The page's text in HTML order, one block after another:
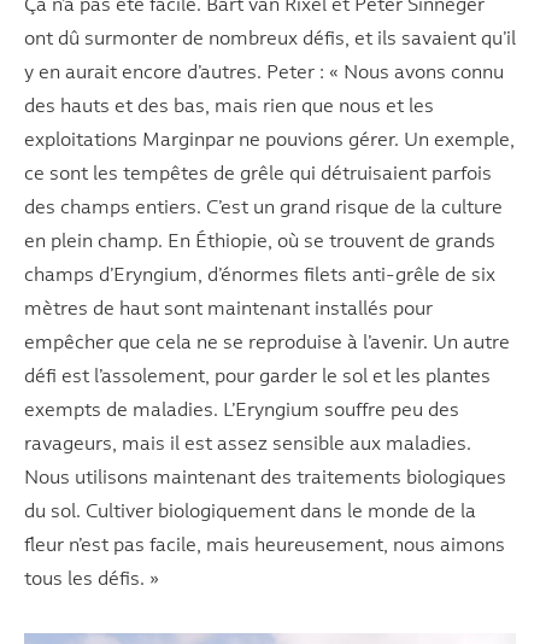
Ça n’a pas été facile. Bart van Rixel et Peter Sinneger
ont dû surmonter de nombreux défis, et ils savaient qu’il
y en aurait encore d’autres. Peter : « Nous avons connu
des hauts et des bas, mais rien que nous et les
exploitations Marginpar ne pouvions gérer. Un exemple,
ce sont les tempêtes de grêle qui détruisaient parfois
des champs entiers. C’est un grand risque de la culture
en plein champ. En Éthiopie, où se trouvent de grands
champs d’Eryngium, d’énormes filets anti-grêle de six
mètres de haut sont maintenant installés pour
empêcher que cela ne se reproduise à l’avenir. Un autre
défi est l’assolement, pour garder le sol et les plantes
exempts de maladies. L’Eryngium souffre peu des
ravageurs, mais il est assez sensible aux maladies.
Nous utilisons maintenant des traitements biologiques
du sol. Cultiver biologiquement dans le monde de la
fleur n’est pas facile, mais heureusement, nous aimons
tous les défis. »